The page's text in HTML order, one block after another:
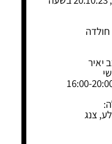
חולדה
צנג